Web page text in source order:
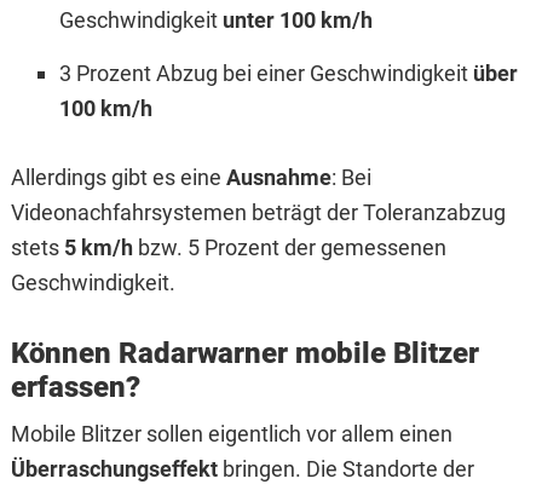
Geschwindigkeit unter 100 km/h
3 Prozent Abzug bei einer Geschwindigkeit über
100 km/h
Allerdings gibt es eine Ausnahme: Bei
Videonachfahrsystemen beträgt der Toleranzabzug
stets 5 km/hbzw. 5 Prozent der gemessenen
Geschwindigkeit.
Können Radarwarner mobile Blitzer
erfassen?
Mobile Blitzer sollen eigentlich vor allem einen
Überraschungseffektbringen. Die Standorte der